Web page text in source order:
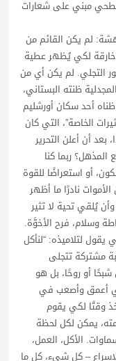
سطحي مبني على شعارات
لم يكن القائم من
وخارقة لكي يُظهر عطية
التجلي. لم يكن أي من
ظنته البستاني،
ظناه أحد سكان أورشليم
الخاصة”، التي كان
أن أعلن التحرير
ربما كنا
أو استعراضًا للقوة
نادرًا ما أظهر
يُلقي تحية لا تثير
وسلام، فرح الأخوَّة.
لتلاميذه: “لنأكل
مشتركة تتجلى
أو روحًا، بل هو
أعمق وأصعب في
وقتًا لكي يقوم
يمكن لكل لحظة
الأكل، العمل،
الإسراع – كل شيء، كل ما